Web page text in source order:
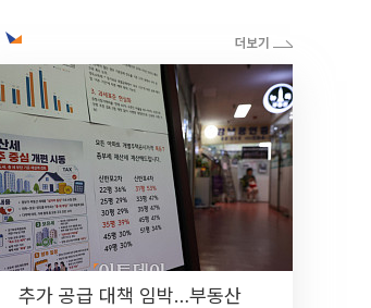
추가 공급 대책 임박…부동산